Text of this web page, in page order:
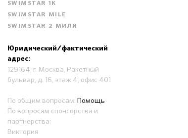
SWIMSTAR 1K
SWIMSTAR MILE
SWIMSTAR 2 МИЛИ
Юридический/фактический
адрес:
129164, г. Москва, Ракетный
бульвар, д. 16, этаж 4, офис 401
По общим вопросам: Помощь
По вопросам спонсорства и
партнерства:
Виктория